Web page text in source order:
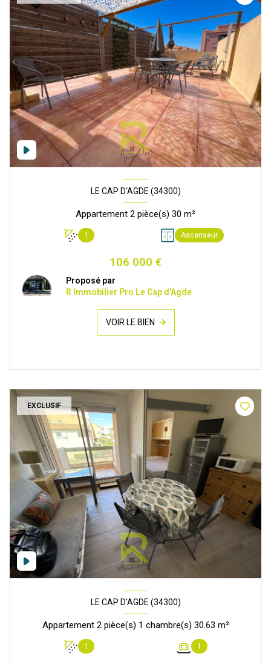
LE CAP D'AGDE (34300)
Appartement 2 pièce(s) 30 m²
1 Ascenseur
106 000 €
Proposé par
R Immobilier Pro Le Cap d'Agde
VOIR LE BIEN
EXCLUSIF
LE CAP D'AGDE (34300)
Appartement 2 pièce(s) 1 chambre(s) 30.63 m²
1 1